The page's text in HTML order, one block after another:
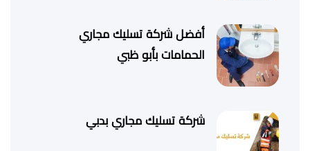
أفضل شركة تسليك مجاري
الحمامات بأبو ظبي
شركة تسليك مجاري بدبي